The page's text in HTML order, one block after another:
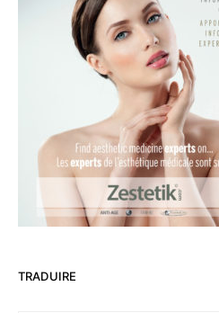
TRADUIRE